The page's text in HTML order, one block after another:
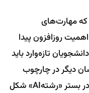
مهارت‌های
روزافزون پیدا
تازه‌وارد باید
دیگر در چارچوب
کلاسیک رشته‌ها تعریف نمی‌شود، بلکه در بستر «رشتهAI» شکل